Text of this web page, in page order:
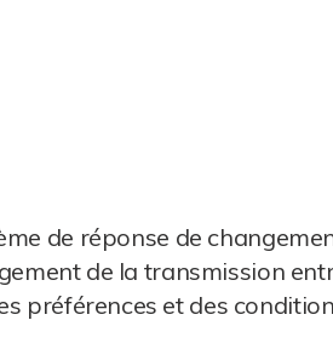
de réponse de
de la transmission
préférences et des